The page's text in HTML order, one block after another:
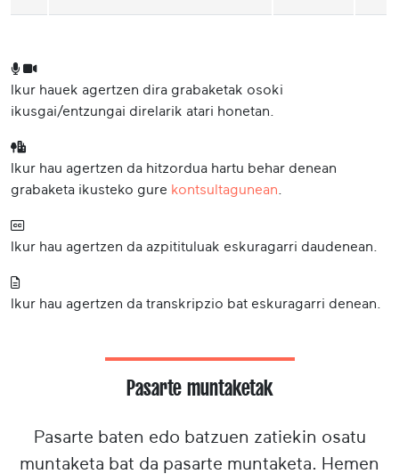
Ikur hauek agertzen dira grabaketak osoki
ikusgai/entzungai direlarik atari honetan.
Ikur hau agertzen da hitzordua hartu behar denean
grabaketa ikusteko gure kontsultagunean
Ikur hau agertzen da azpitituluak eskuragarri daudenean.
Ikur hau agertzen da transkripzio bat eskuragarri denean.
Pasarte muntaketak
Pasarte baten edo batzuen zatiekin osatu
muntaketa bat da pasarte muntaketa. Hemen